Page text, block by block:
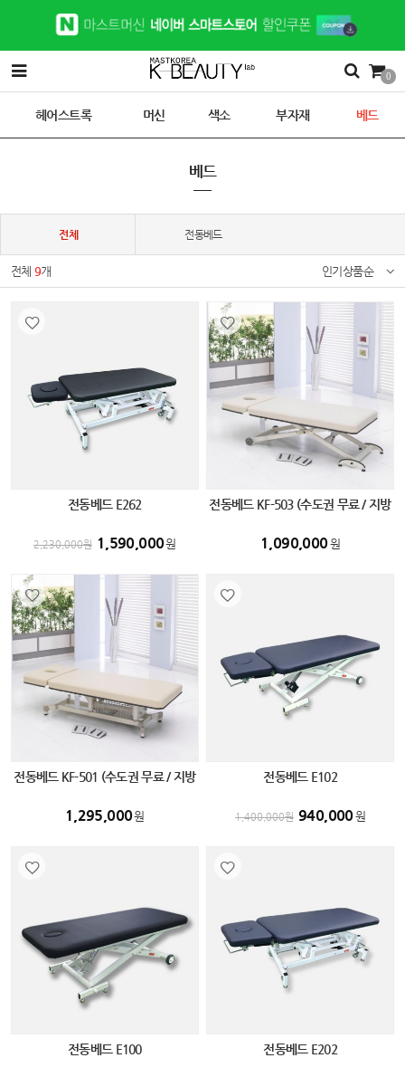
0
헤어스트록 머신 색소 부자재 베드
베드
전체 전동베드
전체9개 인기상품순
전동베드 E262
2,230,000원 1,590,000원
전동베드 KF-503 (수도권 무료 / 지방
1,090,000원
전동베드 KF-501 (수도권 무료 / 지방
1,295,000원
전동베드 E102
1,400,000원 940,000원
전동베드 E100 전동베드 E202